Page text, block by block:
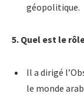
géopolitique.
5. Quel est le
Il a dirigé
le monde